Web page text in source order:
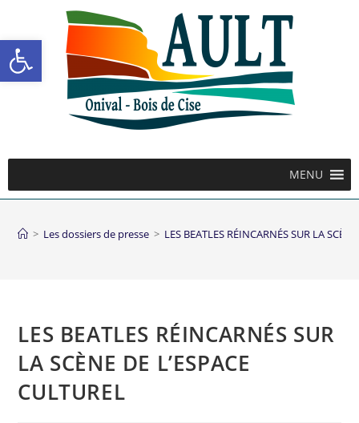
Ouvrir la barre d’outils
MENU
> Les dossiers de presse > LES BEATLES RÉINCARNÉS SUR LA
LES BEATLES RÉINCARNÉS SUR
LA SCÈNE DE L’ESPACE
CULTUREL